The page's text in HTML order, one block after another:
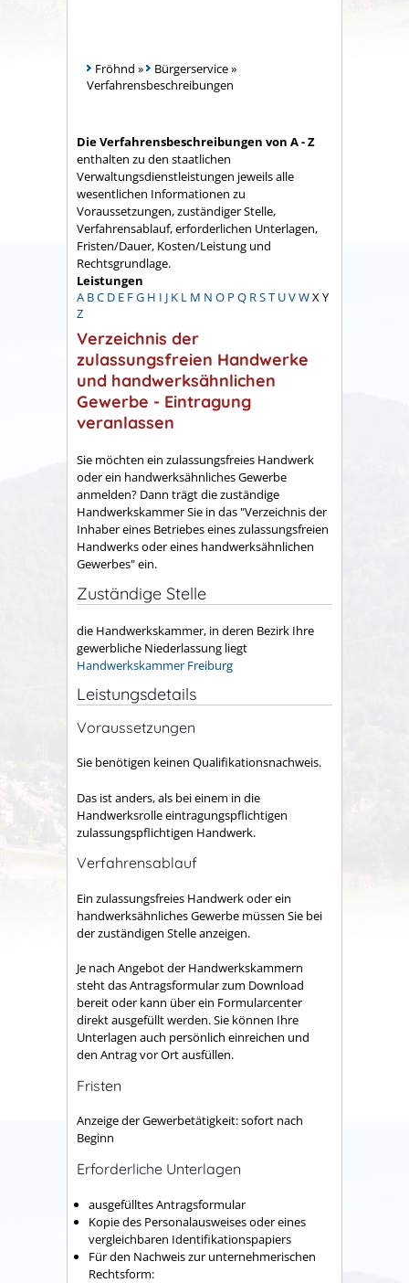
Fröhnd » Bürgerservice»
Verfahrensbeschreibungen
Die Verfahrensbeschreibungen von A - Z
enthalten zu den staatlichen
Verwaltungsdienstleistungen jeweils alle
wesentlichen Informationen zu
Voraussetzungen, zuständiger Stelle,
Verfahrensablauf, erforderlichen Unterlagen,
Fristen/Dauer, Kosten/Leistung und
Rechtsgrundlage.
Leistungen
A BC D E FG H I J K L M N O P Q RST UVWX Y
Z
Verzeichnis der
zulassungsfreien Handwerke
und handwerksähnlichen
Gewerbe - Eintragung
veranlassen
Sie möchten ein zulassungsfreies Handwerk
oder ein handwerksähnliches Gewerbe
anmelden? Dann trägt die zuständige
Handwerkskammer Sie in das "Verzeichnis der
Inhaber eines Betriebes eines zulassungsfreien
Handwerks oder eines handwerksähnlichen
Gewerbes" ein.
Zuständige Stelle
die Handwerkskammer, in deren Bezirk Ihre
gewerbliche Niederlassung liegt
Handwerkskammer Freiburg
Leistungsdetails
Voraussetzungen
Sie benötigen keinen Qualifikationsnachweis.
Das ist anders, als bei einem in die
Handwerksrolle eintragungspflichtigen
zulassungspflichtigen Handwerk.
Verfahrensablauf
Ein zulassungsfreies Handwerk oder ein
handwerksähnliches Gewerbe müssen Sie bei
der zuständigen Stelle anzeigen.
Je nach Angebot der Handwerkskammern
steht das Antragsformular zum Download
bereit oder kann über ein Formularcenter
direkt ausgefüllt werden. Sie können Ihre
Unterlagen auch persönlich einreichen und
den Antrag vor Ort ausfüllen.
Fristen
Anzeige der Gewerbetätigkeit: sofort nach
Beginn
Erforderliche Unterlagen
ausgefülltes Antragsformular
Kopie des Personalausweises oder eines
vergleichbaren Identifikationspapiers
Für den Nachweis zur unternehmerischen
Rechtsform: